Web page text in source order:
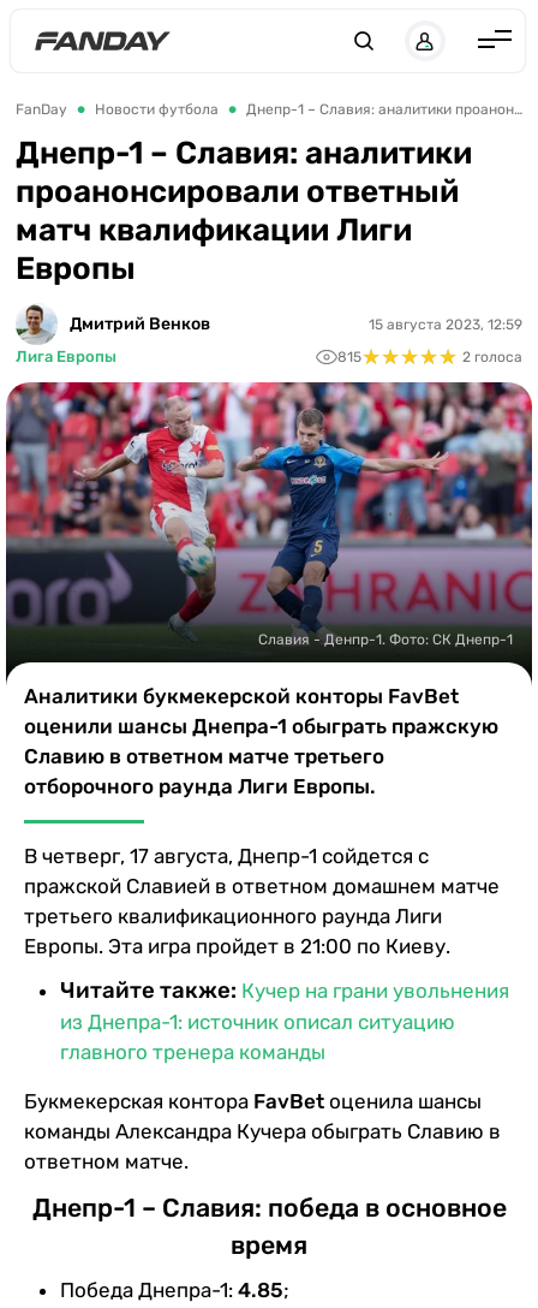
Англия
Испания
Германия
Италия
Франция
Украина
ЛЧ
ЛЕ
ЧЕ-2028
Букмекеры
Казино
FanDay Новости футбола Днепр-1 – Славия: аналитики проанонсировали ответный матч квалификации Лиги Европы
Днепр-1 – Славия: аналитики
проанонсировали ответный
матч квалификации Лиги
Европы
Дмитрий Венков
Лига Европы
15 августа 2023, 12:59
815★★★★★
★★★★★ 2 голоса
Славия - Денпр-1. Фото: СК Днепр-1
Аналитики букмекерской конторы FavBet
оценили шансы Днепра-1 обыграть пражскую
Славию в ответном матче третьего
отборочного раунда Лиги Европы.
В четверг, 17 августа, Днепр-1 сойдется с
пражской Славией в ответном домашнем матче
третьего квалификационного раунда Лиги
Европы. Эта игра пройдет в 21:00 по Киеву.
Читайте также: Кучер на грани увольнения
из Днепра-1: источник описал ситуацию
главного тренера команды
Букмекерская контора FavBet оценила шансы
команды Александра Кучера обыграть Славию в
ответном матче.
Днепр-1 – Славия: победа в основное
время
Победа Днепра-1: 4.85;